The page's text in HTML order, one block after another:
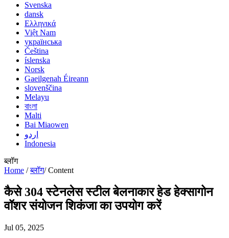
Svenska
dansk
Ελληνικά
Việt Nam
українська
Čeština
íslenska
Norsk
Gaeilgenah Éireann
slovenščina
Melayu
বাংলা
Malti
Bai Miaowen
اردو
Indonesia
ब्लॉग
Home /ब्लॉग/Content
कैसे 304 स्टेनलेस स्टील बेलनाकार हेड हेक्सागोन
वॉशर संयोजन शिकंजा का उपयोग करें
Jul 05, 2025